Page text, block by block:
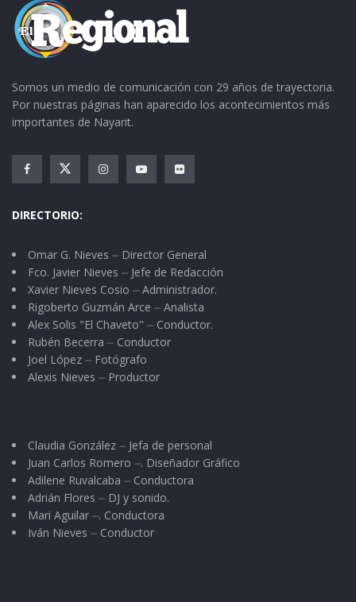
Somos un medio de comunicación con 29 años de trayectoria.
Por nuestras páginas han aparecido los acontecimientos más
importantes de Nayarit.
DIRECTORIO:
Omar G. Nieves ⏤ Director General
Fco. Javier Nieves ⏤ Jefe de Redacción
Xavier Nieves Cosio ⏤ Administrador.
Rigoberto Guzmán Arce ⏤ Analista
Alex Solis "El Chaveto" ⏤ Conductor.
Rubén Becerra ⏤ Conductor
Joel López ⏤ Fotógrafo
Alexis Nieves ⏤ Productor
Claudia González ⏤ Jefa de personal
Juan Carlos Romero ⏤. Diseñador Gráfico
Adilene Ruvalcaba ⏤ Conductora
Adrián Flores ⏤ DJ y sonido.
Mari Aguilar ⏤. Conductora
Iván Nieves ⏤ Conductor